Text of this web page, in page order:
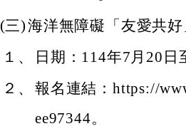
(三)海洋無障礙「友愛共
１、
日期：114年7月20日
２、 報名連結：https://
ee97344。